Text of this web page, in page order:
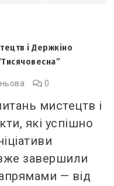
і Держкіно
0
мистецтв і
які успішно
завершили
— від